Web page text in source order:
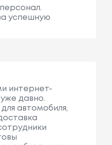
успешную
интернет-
давно.
автомобиля,